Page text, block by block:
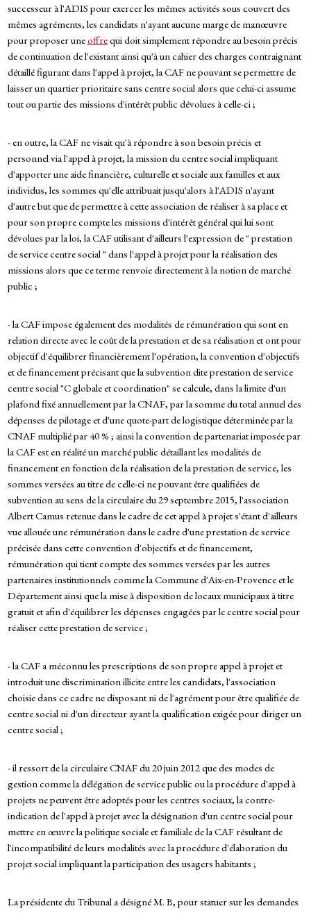
successeur à l'ADIS pour exercer les mêmes activités sous couvert des
mêmes agréments, les candidats n'ayant aucune marge de manœuvre
pour proposer uneoffrequi doit simplement répondre au besoin précis
de continuation de l'existant ainsi qu'à un cahier des charges contraignant
détaillé figurant dans l'appel à projet, la CAF ne pouvant se permettre de
laisser un quartier prioritaire sans centre social alors que celui-ci assume
tout ou partie des missions d'intérêt public dévolues à celle-ci ;
- en outre, la CAF ne visait qu'à répondre à son besoin précis et
personnel via l'appel à projet, la mission du centre social impliquant
d'apporter une aide financière, culturelle et sociale aux familles et aux
individus, les sommes qu'elle attribuait jusqu'alors à l'ADIS n'ayant
d'autre but que de permettre à cette association de réaliser à sa place et
pour son propre compte les missions d'intérêt général qui lui sont
dévolues par la loi, la CAF utilisant d'ailleurs l'expression de " prestation
de service centre social " dans l'appel à projet pour la réalisation des
missions alors que ce terme renvoie directement à la notion de marché
public ;
- la CAF impose également des modalités de rémunération qui sont en
relation directe avec le coût de la prestation et de sa réalisation et ont pour
objectif d'équilibrer financièrement l'opération, la convention d'objectifs
et de financement précisant que la subvention dite prestation de service
centre social "C globale et coordination" se calcule, dans la limite d'un
plafond fixé annuellement par la CNAF, par la somme du total annuel des
dépenses de pilotage et d'une quote-part de logistique déterminée par la
CNAF multiplié par 40 % ; ainsi la convention de partenariat imposée par
la CAF est en réalité un marché public détaillant les modalités de
financement en fonction de la réalisation de la prestation de service, les
sommes versées au titre de celle-ci ne pouvant être qualifiées de
subvention au sens de la circulaire du 29 septembre 2015, l'association
Albert Camus retenue dans le cadre de cet appel à projet s'étant d'ailleurs
vue allouée une rémunération dans le cadre d'une prestation de service
précisée dans cette convention d'objectifs et de financement,
rémunération qui tient compte des sommes versées par les autres
partenaires institutionnels comme la Commune d'Aix-en-Provence et le
Département ainsi que la mise à disposition de locaux municipaux à titre
gratuit et afin d'équilibrer les dépenses engagées par le centre social pour
réaliser cette prestation de service ;
- la CAF a méconnu les prescriptions de son propre appel à projet et
introduit une discrimination illicite entre les candidats, l'association
choisie dans ce cadre ne disposant ni de l'agrément pour être qualifiée de
centre social ni d'un directeur ayant la qualification exigée pour diriger un
centre social ;
- il ressort de la circulaire CNAF du 20 juin 2012 que des modes de
gestion comme la délégation de service public ou la procédure d'appel à
projets ne peuvent être adoptés pour les centres sociaux, la contre-
indication de l'appel à projet avec la désignation d'un centre social pour
mettre en œuvre la politique sociale et familiale de la CAF résultant de
l'incompatibilité de leurs modalités avec la procédure d'élaboration du
projet social impliquant la participation des usagers habitants ;
La présidente du Tribunal a désigné M. B, pour statuer sur les demandes